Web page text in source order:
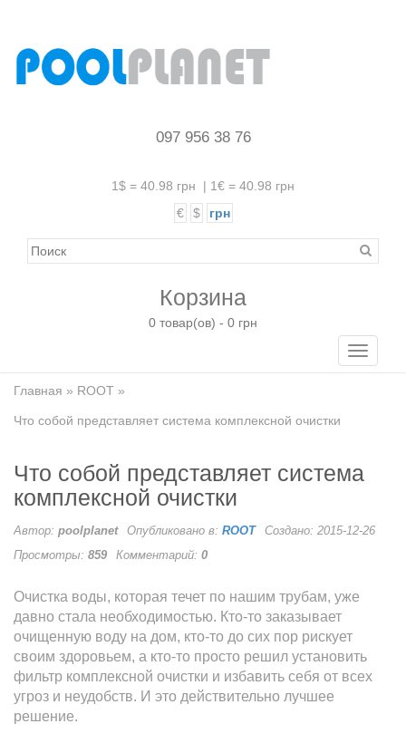
097 956 38 76
1$ = 40.98 грн | 1€ = 40.98 грн
€
$ грн
Корзина
0 товар(ов) - 0 грн
Toggle
Главная » ROOT »
Что собой представляет система комплексной очистки
Что собой представляет система
комплексной очистки
Автор: poolplanet Опубликовано в: ROOT
Создано: 2015-12-26
Просмотры: 859 Комментарий: 0
Очистка воды, которая течет по нашим трубам, уже
давно стала необходимостью. Кто-то заказывает
очищенную воду на дом, кто-то до сих пор рискует
своим здоровьем, а кто-то просто решил установить
фильтр комплексной очистки и избавить себя от всех
угроз и неудобств. И это действительно лучшее
решение.